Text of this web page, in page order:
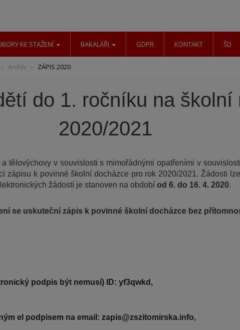
KE STAŽENÍ BAKALÁŘI GDPR KONTAKT ŠD
Archív ZÁPIS 2020
do 1. ročníku na školní
2020/2021
tělovýchovy v souvislosti s mimořádnými opatřeními v
zápisu k povinné školní docházce pro rok 2020/2021. Žádosti
žádostí je stanoven na období od 6. do 16. 4. 2020.
se uskuteční zápis k povinné školní docházce bez
podpis být nemusí) ID: yf3qwkd,
el podpisem na email: zapis@zszitomirska.info,